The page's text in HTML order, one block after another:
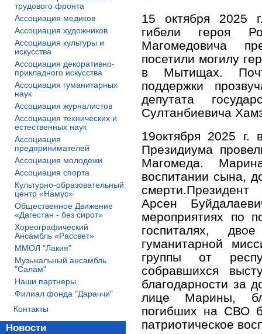
трудового фронта
Ассоциация медиков
Ассоциация художников
Ассоциация культуры и
искусства
Ассоциация декоративно-
прикладного искусства
Ассоциация гуманитарных
наук
Ассоциация журналистов
Ассоциация технических и
естественных наук
Ассоциация
предпринимателей
Ассоциация молодежи
Ассоциация спорта
Культурно-образовательный
центр «Намус»
Общественное Движение
«Дагестан - без сирот»
Хореографический
Ансамбль «Рассвет»
ММОЛ "Лакия"
Музыкальный ансамбль
"Салам"
Наши партнеры
Филиал фонда "Дараччи"
Контакты
Новости
15 октября 2025
гибели героя
Магомедовича
посетили могилу
в Мытищах.
поддержки
депутата
Султанбиевича
19октября 2025
Президиума
Магомеда.
воспитании сына,
Арсен
мероприятиях по
госпиталях,
гуманитарной
группы от
собравшихся
благодарности за
лице Марины,
погибших на СВО
патриотическое